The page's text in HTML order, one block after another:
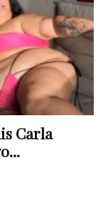
Carla